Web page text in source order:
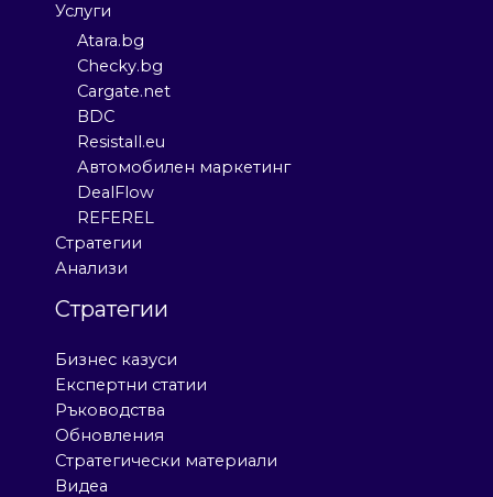
Услуги
Atara.bg
Checky.bg
Cargate.net
BDC
Resistall.eu
Автомобилен маркетинг
DealFlow
REFEREL
Стратегии
Анализи
Стратегии
Бизнес казуси
Експертни статии
Ръководства
Обновления
Стратегически материали
Видеа